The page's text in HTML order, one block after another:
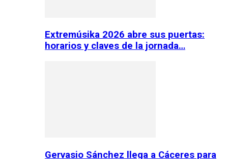
Extremúsika 2026 abre sus puertas:
horarios y claves de la jornada…
Gervasio Sánchez llega a Cáceres para